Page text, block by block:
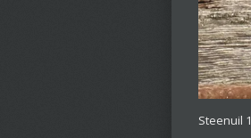
Steenuil 1